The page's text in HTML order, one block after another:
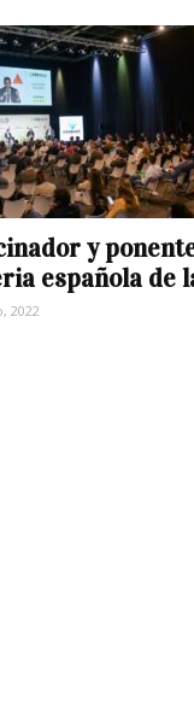
y
española de
2022